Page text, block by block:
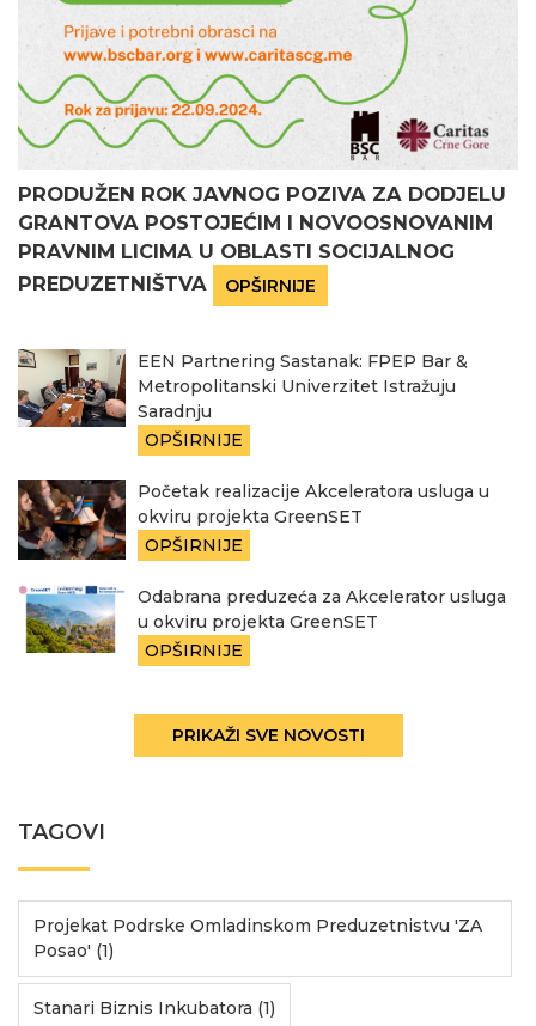
PRODUŽEN ROK JAVNOG POZIVA ZA DODJELU
GRANTOVA POSTOJEĆIM I NOVOOSNOVANIM
PRAVNIM LICIMA U OBLASTI SOCIJALNOG
PREDUZETNIŠTVA
OPŠIRNIJE
EEN Partnering Sastanak: FPEP Bar &
Metropolitanski Univerzitet Istražuju
Saradnju
OPŠIRNIJE
Početak realizacije Akceleratora usluga u
okviru projekta GreenSET
OPŠIRNIJE
Odabrana preduzeća za Akcelerator usluga
u okviru projekta GreenSET
OPŠIRNIJE
PRIKAŽI SVE NOVOSTI
TAGOVI
Projekat Podrske Omladinskom Preduzetnistvu 'ZA
Posao' (1)
Stanari Biznis Inkubatora (1)